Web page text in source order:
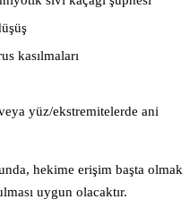
kasılmaları
yüz/ekstremitelerde ani
hekime erişim başta olmak
uygun olacaktır.